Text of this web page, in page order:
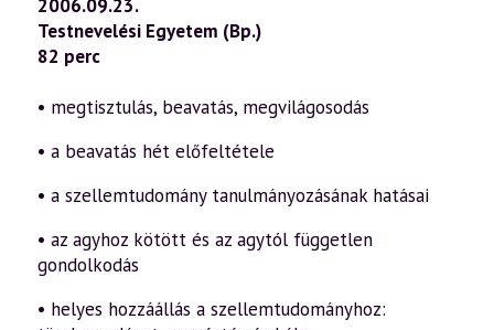
A
szellemtudomány
helyes
tanulmányozása
(2006.09.23.)
mennyiség
2006.09.23.
Testnevelési Egyetem (Bp.)
82 perc
• megtisztulás, beavatás, megvilágosodás
• a beavatás hét előfeltétele
• a szellemtudomány tanulmányozásának hatásai
• az agyhoz kötött és az agytól független
gondolkodás
• helyes hozzáállás a szellemtudományhoz: